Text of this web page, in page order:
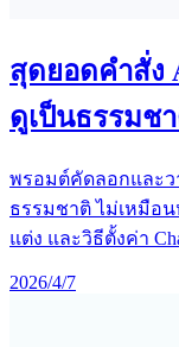
สุดยอดคำสั่ง
ดูเป็นธรรมช
พรอมต์คัดลอกและว
ธรรมชาติ ไม่เหมือ
แต่ง และวิธีตั้งค่า
2026/4/7